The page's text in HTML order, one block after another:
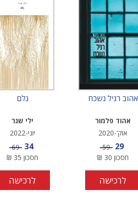
אהוב רגיל נשכח
אהוד פלמור
אוק'-2020
מחיר מבצע
29 מחיר
59
חסכון 30
₪
לרכישה
גלם
ילי שנר
יוני-2022
מחיר מבצע
34 מחיר
69
חסכון 35
₪
לרכישה